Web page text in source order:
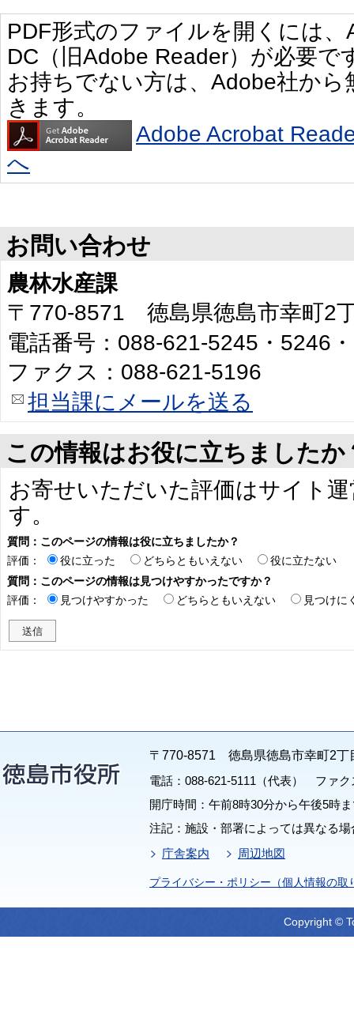
PDF形式のファイルを開くには
DC（旧Adobe Reader）が必要で
お持ちでない方は、Adobe社か
きます。
Adobe Acrobat
へ
お問い合わせ
農林水産課
〒770-8571 徳島県徳島市幸町2
電話番号：088-621-5245・5246
ファクス：088-621-5196
担当課にメールを送る
この情報はお役に立ちましたか
お寄せいただいた評価はサイト
す。
質問：このページの情報は役に立ちましたか？
評価：
役に立った どちらともいえない
役に立たない
質問：このページの情報は見つけやすかったですか？
評価：
見つけやすかった どちらともいえない 見つけに
〒770-8571 徳島県徳島市幸町2丁
電話：088-621-5111（代表） ファク
開庁時間：午前8時30分から午後5時
注記：施設・部署によっては異なる
庁舎案内
周辺地図
プライバシー・ポリシー（個人情報の取
Copyright ©